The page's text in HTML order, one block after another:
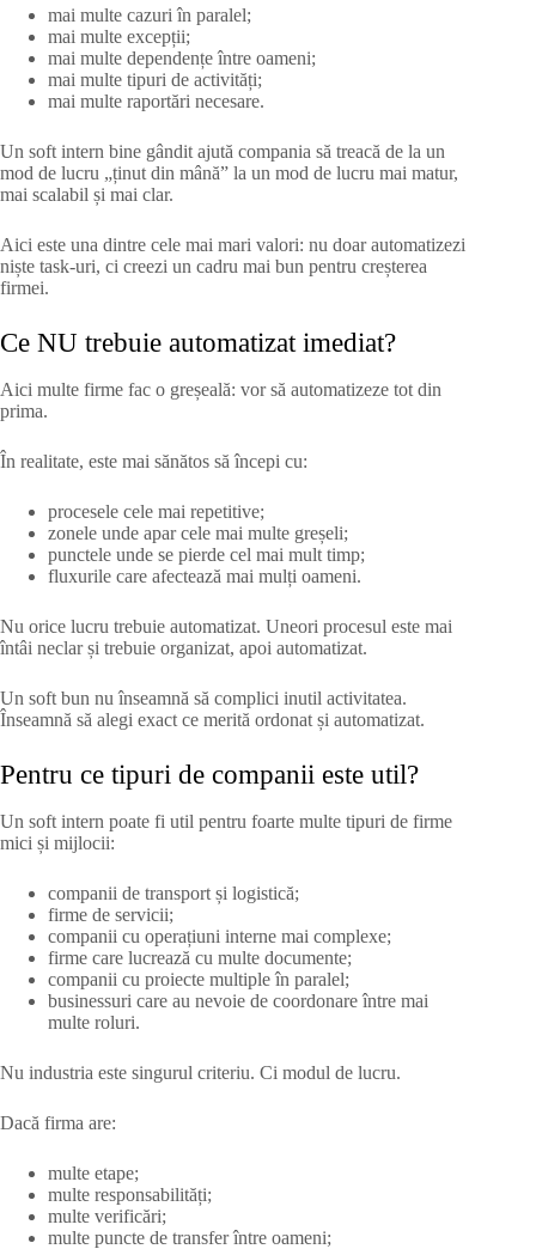
mai multe cazuri în paralel;
mai multe excepții;
mai multe dependențe între oameni;
mai multe tipuri de activități;
mai multe raportări necesare.
Un soft intern bine gândit ajută compania să treacă de la un
mod de lucru „ținut din mână” la un mod de lucru mai matur,
mai scalabil și mai clar.
Aici este una dintre cele mai mari valori: nu doar automatizezi
niște task-uri, ci creezi un cadru mai bun pentru creșterea
firmei.
Ce NU trebuie automatizat imediat?
Aici multe firme fac o greșeală: vor să automatizeze tot din
prima.
În realitate, este mai sănătos să începi cu:
procesele cele mai repetitive;
zonele unde apar cele mai multe greșeli;
punctele unde se pierde cel mai mult timp;
fluxurile care afectează mai mulți oameni.
Nu orice lucru trebuie automatizat. Uneori procesul este mai
întâi neclar și trebuie organizat, apoi automatizat.
Un soft bun nu înseamnă să complici inutil activitatea.
Înseamnă să alegi exact ce merită ordonat și automatizat.
Pentru ce tipuri de companii este util?
Un soft intern poate fi util pentru foarte multe tipuri de firme
mici și mijlocii:
companii de transport și logistică;
firme de servicii;
companii cu operațiuni interne mai complexe;
firme care lucrează cu multe documente;
companii cu proiecte multiple în paralel;
businessuri care au nevoie de coordonare între mai
multe roluri.
Nu industria este singurul criteriu. Ci modul de lucru.
Dacă firma are:
multe etape;
multe responsabilități;
multe verificări;
multe puncte de transfer între oameni;